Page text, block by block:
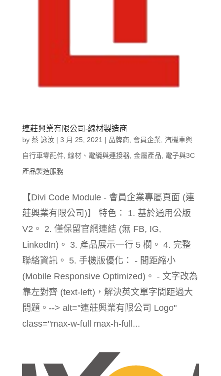
連莊興業有限公司-線材製造商
by 蔡 詠汝| 3 月 25, 2021 | 品牌商 會員企業 汽機車與
自行車零配件, 線材、電纜與連接器, 金屬產品
電子與3C
產品製造服務
【Divi Code Module - 會員企業專屬頁面 (連
莊興業有限公司)】 特色： 1. 基於通用公版
V2。 2. 僅保留官網連結 (無 FB, IG,
LinkedIn)。 3. 產品展示一行 5 欄。 4. 完整
聯絡資訊。 5. 手機版優化： - 間距縮小
(Mobile Responsive Optimized)。 - 文字改為
靠左對齊 (text-left)，解決英文單字間距過大
問題。--> alt="連莊興業有限公司 Logo"
class="max-w-full max-h-full...